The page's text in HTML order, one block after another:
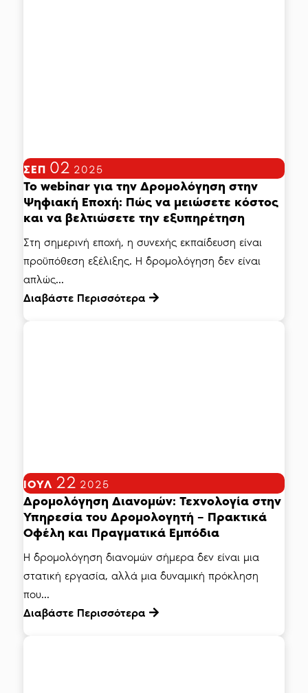
ΣΕΠ 02 2025
Το webinar για την Δρομολόγηση στην
Ψηφιακή Εποχή: Πώς να μειώσετε κόστος
και να βελτιώσετε την εξυπηρέτηση
Στη σημερινή εποχή, η συνεχής εκπαίδευση είναι
προϋπόθεση εξέλιξης. Η δρομολόγηση δεν είναι
απλώς...
Διαβάστε Περισσότερα
ΙΟΎΛ 22 2025
Δρομολόγηση Διανομών: Τεχνολογία στην
Υπηρεσία του Δρομολογητή – Πρακτικά
Οφέλη και Πραγματικά Εμπόδια
Η δρομολόγηση διανομών σήμερα δεν είναι μια
στατική εργασία, αλλά μια δυναμική πρόκληση
που...
Διαβάστε Περισσότερα